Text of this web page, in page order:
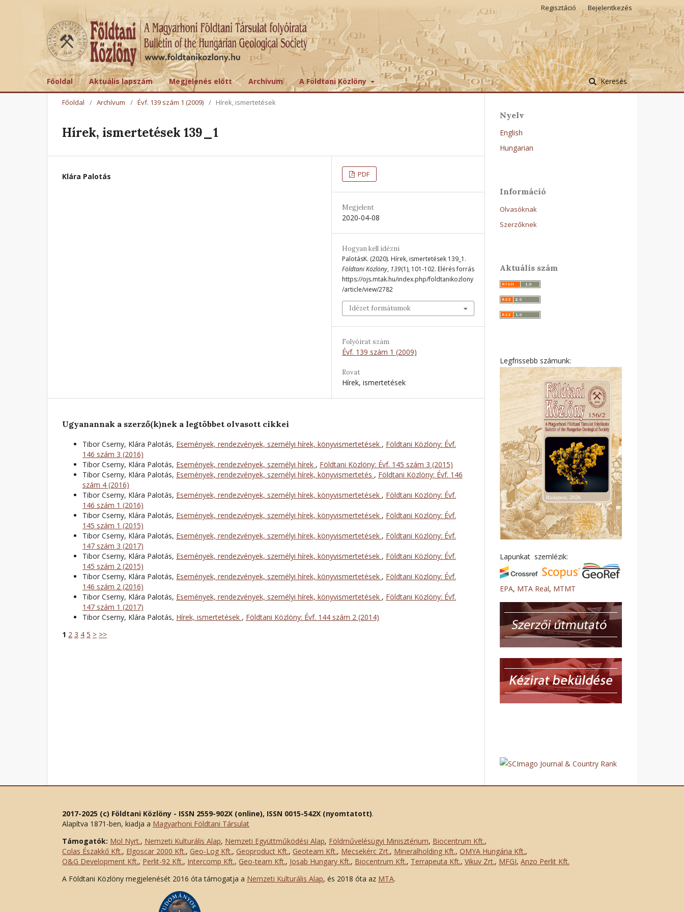
Főoldal Aktuális lapszám Megjelenés előtt Archívum A Földtani Közlöny Keresés
Regisztáció Bejelentkezés
Főoldal / Archívum / Évf. 139 szám 1 (2009) / Hírek, ismertetések
Hírek, ismertetések 139_1
Klára Palotás PDF
Megjelent
2020-04-08
Hogyan kell idézni
PalotásK. (2020). Hírek, ismertetések 139_1.
Földtani Közlöny, 139(1), 101-102. Elérés forrás
https://ojs.mtak.hu/index.php/foldtanikozlony
/article/view/2782
Idézet formátumok
Folyóirat szám
Évf. 139 szám 1 (2009)
Rovat
Hírek, ismertetések
Ugyanannak a szerző(k)nek a legtöbbet olvasott cikkei
Tibor Cserny, Klára Palotás, Események, rendezvények, személyi hírek, könyvismertetések , Földtani Közlöny: Évf.
146 szám 3 (2016)
Tibor Cserny, Klára Palotás, Események, rendezvények, személyi hírek , Földtani Közlöny: Évf. 145 szám 3 (2015)
Tibor Cserny, Klára Palotás, Események, rendezvények, személyi hírek, könyvismertetés , Földtani Közlöny: Évf. 146
szám 4 (2016)
Tibor Cserny, Klára Palotás, Események, rendezvények, személyi hírek, könyvismertetések , Földtani Közlöny: Évf.
146 szám 1 (2016)
Tibor Cserny, Klára Palotás, Események, rendezvények, személyi hírek, könyvismertetések , Földtani Közlöny: Évf.
145 szám 1 (2015)
Tibor Cserny, Klára Palotás, Események, rendezvények, személyi hírek, könyvismertetések , Földtani Közlöny: Évf.
147 szám 3 (2017)
Tibor Cserny, Klára Palotás, Események, rendezvények, személyi hírek, könyvismertetések , Földtani Közlöny: Évf.
145 szám 2 (2015)
Tibor Cserny, Klára Palotás, Események, rendezvények, személyi hírek, könyvismertetések , Földtani Közlöny: Évf.
146 szám 2 (2016)
Tibor Cserny, Klára Palotás, Események, rendezvények, személyi hírek, könyvismertetések , Földtani Közlöny: Évf.
147 szám 1 (2017)
Tibor Cserny, Klára Palotás, Hírek, ismertetések , Földtani Közlöny: Évf. 144 szám 2 (2014)
1 2 3 4 5 > >>
Nyelv
English
Hungarian
Információ
Olvasóknak
Szerzőknek
Aktuális szám
Legfrissebb számunk:
Lapunkat szemlézik:
EPA, MTA Real, MTMT
2017-2025 (c) Földtani Közlöny - ISSN 2559-902X (online), ISSN 0015-542X (nyomtatott).
Alapítva 1871-ben, kiadja a Magyarhoni Földtani Társulat
Támogatók: Mol Nyrt., Nemzeti Kulturális Alap, Nemzeti Együttműködési Alap, Földművelésügyi Minisztérium, Biocentrum Kft.,
Colas Északkő Kft., Elgoscar 2000 Kft., Geo-Log Kft., Geoproduct Kft., Geoteam Kft., Mecsekérc Zrt., Mineralholding Kft., OMYA Hungária Kft.,
O&G Development Kft., Perlit-92 Kft., Intercomp Kft., Geo-team Kft., Josab Hungary Kft., Biocentrum Kft., Terrapeuta Kft., Vikuv Zrt., MFGI, Anzo Perlit Kft.
A Földtani Közlöny megjelenését 2016 óta támogatja a Nemzeti Kulturális Alap, és 2018 óta az MTA.